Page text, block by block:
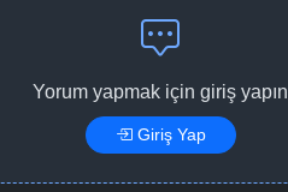
Yorum yapmak için giriş yapın
Giriş Yap